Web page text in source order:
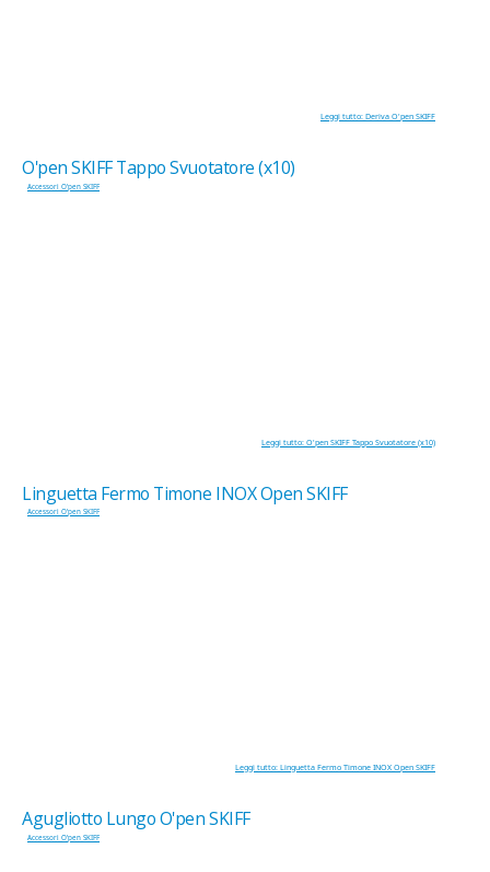
Leggi tutto: Deriva O'pen SKIFF
O'pen SKIFF Tappo Svuotatore (x10)
Accessori O'pen SKIFF
Leggi tutto: O'pen SKIFF Tappo Svuotatore (x10)
Linguetta Fermo Timone INOX Open SKIFF
Accessori O'pen SKIFF
Leggi tutto: Linguetta Fermo Timone INOX Open SKIFF
Agugliotto Lungo O'pen SKIFF
Accessori O'pen SKIFF